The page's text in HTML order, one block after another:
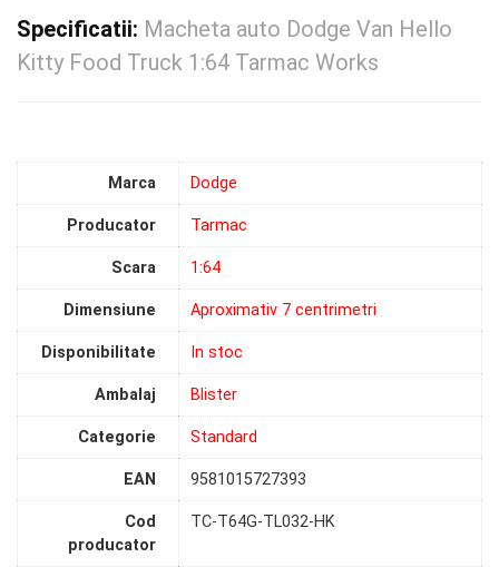
Specificatii: Macheta auto Dodge Van Hello
Kitty Food Truck 1:64 Tarmac Works
Marca Dodge
Producator Tarmac
Scara 1:64
Dimensiune Aproximativ 7 centrimetri
Disponibilitate In stoc
Ambalaj Blister
Categorie Standard
EAN 9581015727393
Cod
producator
TC-T64G-TL032-HK